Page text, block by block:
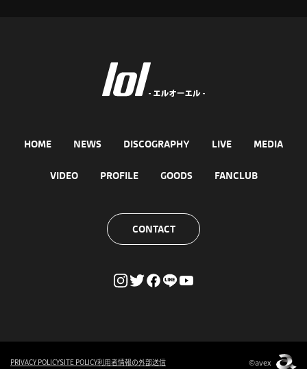
HOME NEWS DISCOGRAPHY LIVE MEDIA
VIDEO PROFILE GOODS FANCLUB
CONTACT
PRIVACY POLICYSITE POLICY利用者情報の外部送信 ©avex